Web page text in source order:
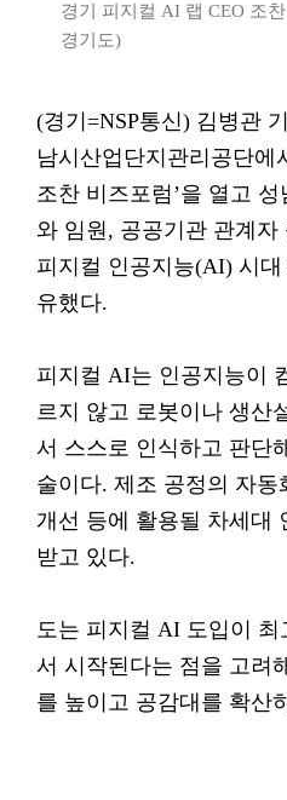
경기 피지컬 AI 랩 CEO 조
경기도)
(경기=NSP통신) 김병관
남시산업단지관리공단에
조찬 비즈포럼’을 열고
와 임원, 공공기관 관계자
피지컬 인공지능(AI) 시
유했다.
피지컬 AI는 인공지능이
르지 않고 로봇이나 생산
서 스스로 인식하고 판단
술이다. 제조 공정의 자동
개선 등에 활용될 차세대
받고 있다.
도는 피지컬 AI 도입이 최
서 시작된다는 점을 고려
를 높이고 공감대를 확산